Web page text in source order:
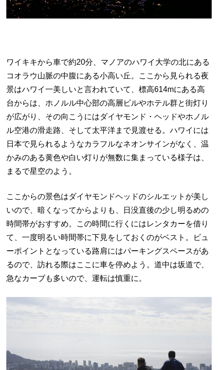
ワイキキから車で約20分、マノアのハワイ大学の北にある
コオラウ山脈の中腹にある小高い丘。ここから見られる夜
景はハワイ一美しいと言われていて、標高614mにある高
台からは、ホノルル中心部の高層ビルやホテル群と街灯り
が広がり、その向こうにはダイヤモンド・ヘッドやホノル
ル空港の滑走路、そして太平洋まで見渡せる。ハワイには
日本で見られるようなカラフルなネオンサインがなく、温
かみのある黄色や白い灯りが無数に集まっている様子は、
まるで星空のよう。
ここからの景色はダイヤモンドヘッドのシルエットが美し
いので、暗くなってからよりも、日没直後の少し明るめの
時間帯がおすすめ。この時間に行くにはレンタカーを借り
て、一度明るい時間帯に下見をしておくのがベスト。ビュ
ーポイントとなっている路肩にはパーキングスペースがあ
るので、訪れる際はここに車を停めよう。道中は坂道で、
急なカーブも多いので、運転は慎重に。